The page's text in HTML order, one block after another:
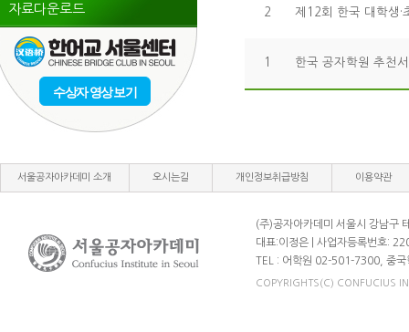
자료다운로드
수상자 영상 보기
2 제12회 한국 대학생·
1 한국 공자학원 추천
서울공자아카데미 소개 오시는길 개인정보취급방침 이용약관
(주)공자아카데미 서울시 강남구
대표:이정은 | 사업자등록번호:
TEL : 어학원 02-501-7300, 중
COPYRIGHTS(C) CONFUCIUS